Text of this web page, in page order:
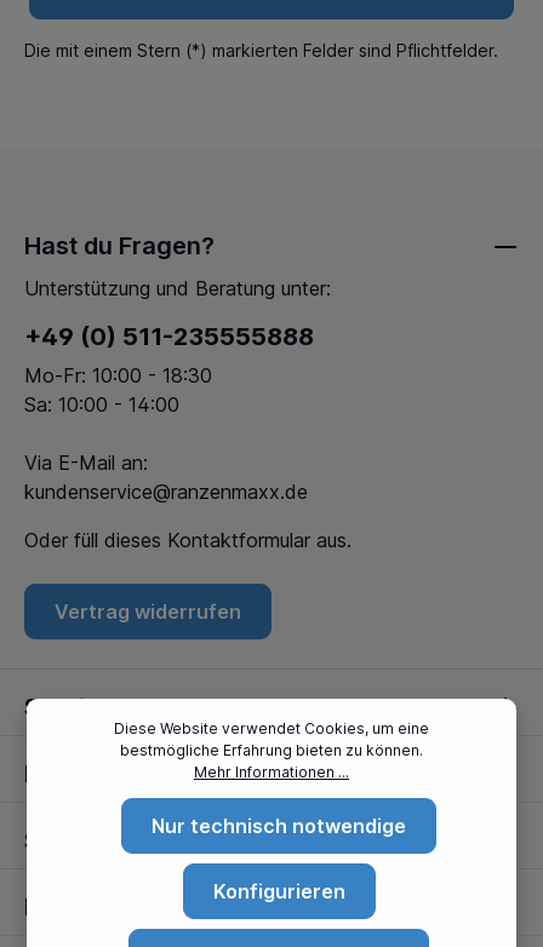
Die mit einem Stern (*) markierten Felder sind Pflichtfelder.
Partner
Standorte
Hast du Fragen?
Unterstützung und Beratung unter:
+49 (0) 511-235555888
Mo-Fr: 10:00 - 18:30
Sa: 10:00 - 14:00
Via E-Mail an:
kundenservice@ranzenmaxx.de
Oder füll dieses Kontaktformular aus.
Vertrag widerrufen
Service
Informationen
Diese Website verwendet Cookies, um eine
bestmögliche Erfahrung bieten zu können.
Mehr Informationen ...
Nur technisch notwendige
Konfigurieren